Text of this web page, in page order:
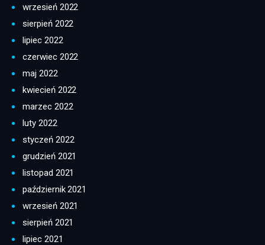
wrzesień 2022
sierpień 2022
lipiec 2022
czerwiec 2022
maj 2022
kwiecień 2022
marzec 2022
luty 2022
styczeń 2022
grudzień 2021
listopad 2021
październik 2021
wrzesień 2021
sierpień 2021
lipiec 2021